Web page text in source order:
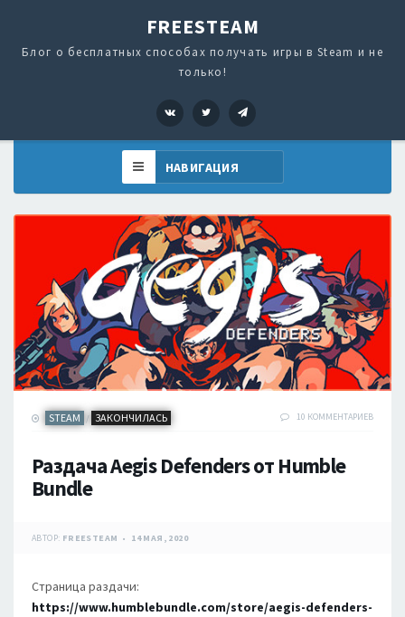
FREESTEAM
Блог о бесплатных способах получать игры в Steam и не
только!
VK Twitter
STEAM / ЗАКОНЧИЛАСЬ 10 КОММЕНТАРИЕВ
Раздача Aegis Defenders от Humble
Bundle
АВТОР: FREESTEAM 14 МАЯ, 2020
Страница раздачи:
https://www.humblebundle.com/store/aegis-defenders-